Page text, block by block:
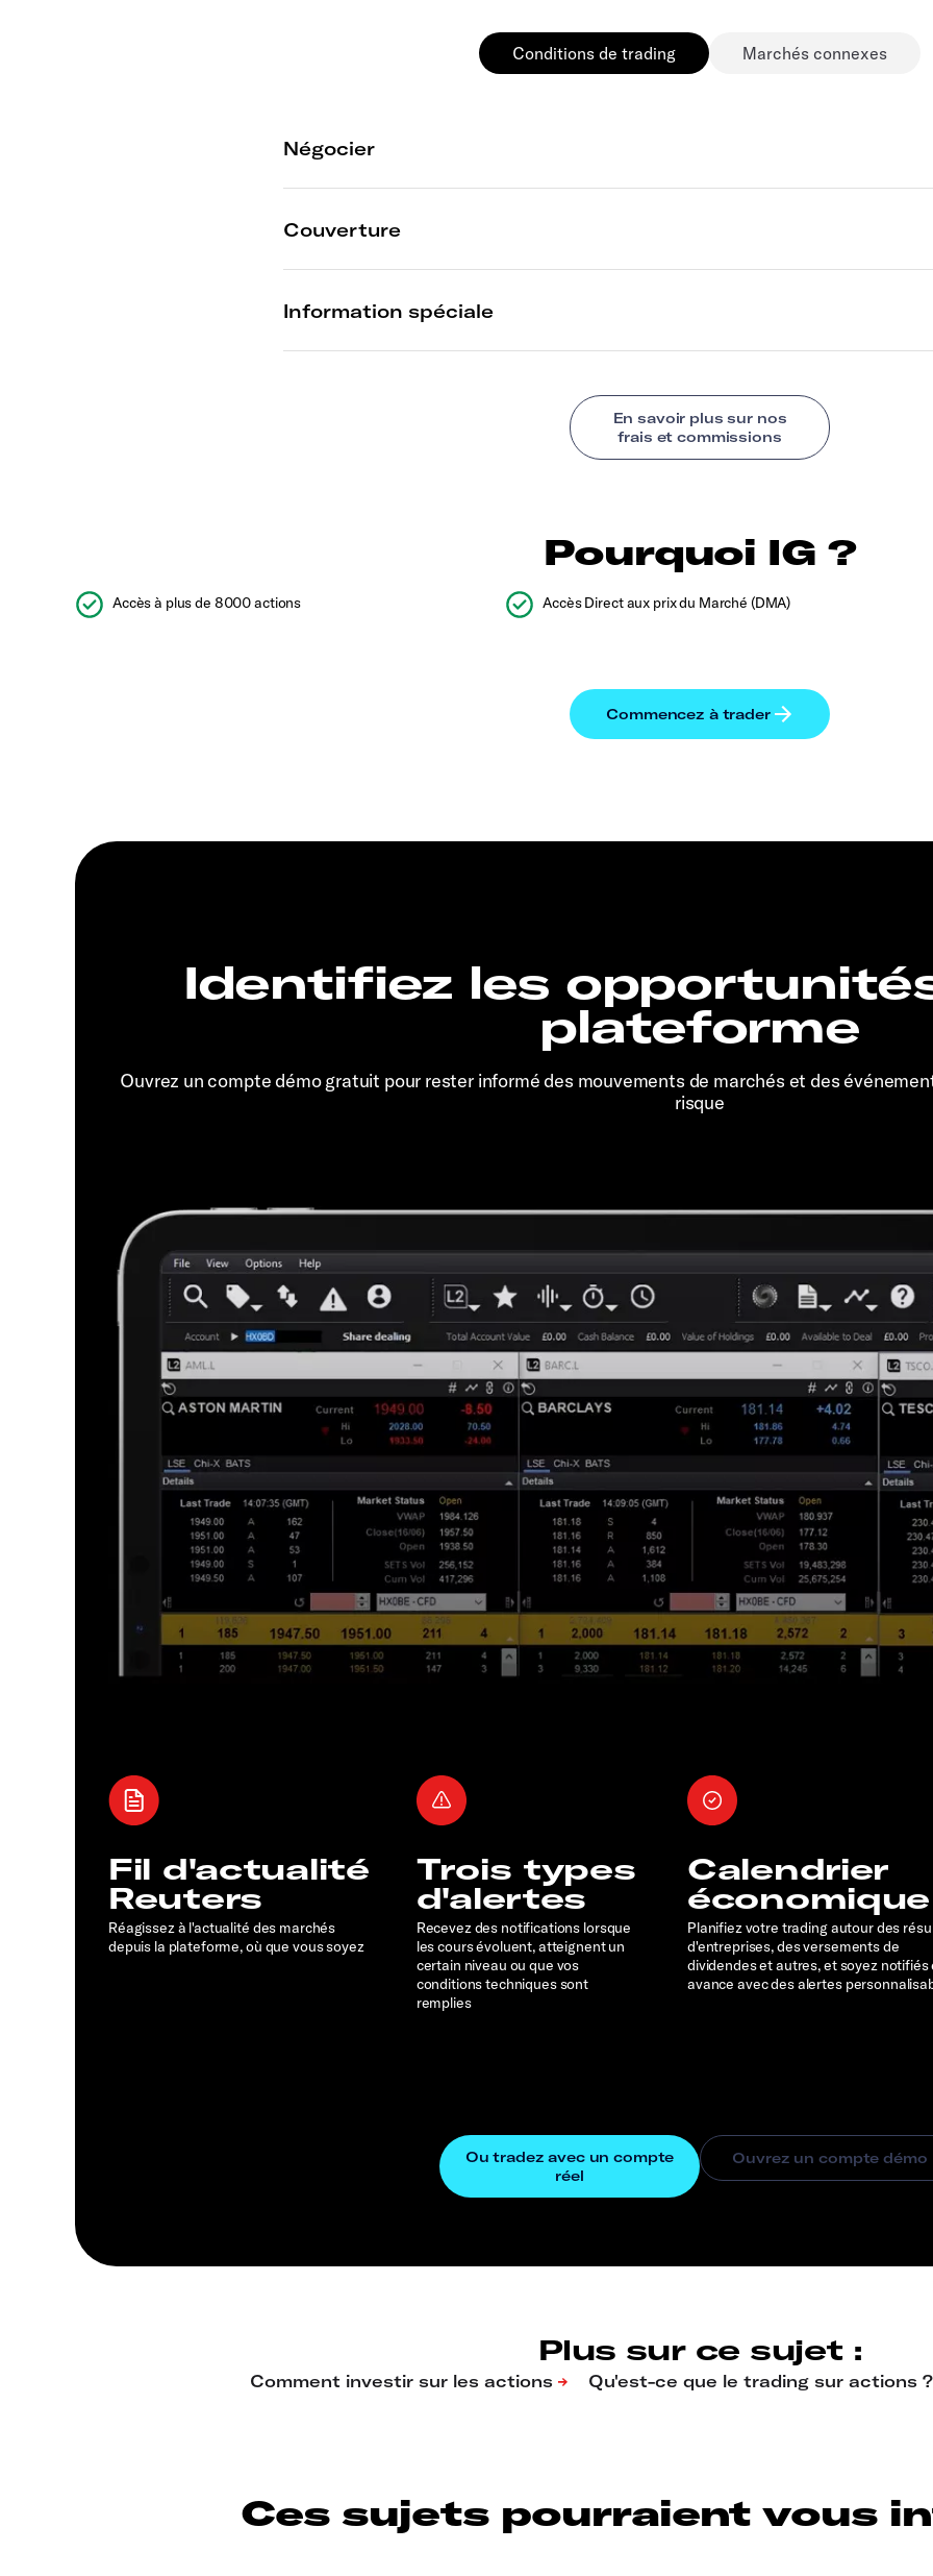
Conditions de trading Marchés connexes
Pourquoi IG ?
Accès à plus de 8000 actions Accès Direct aux prix du Marché (DMA)
Identifiez les
plateforme
Ouvrez un compte démo gratuit pour rester informé des mouvements de marchés et des
risque
Fil d'actualité
Reuters
Réagissez à l'actualité des marchés
depuis la plateforme, où que vous soyez
Trois types
d'alertes
Recevez des notifications lorsque
les cours évoluent, atteignent un
certain niveau ou que vos
conditions techniques sont
remplies
Calendrier
économique
Planifiez votre trading autour des
d'entreprises, des versements de
dividendes et autres, et soyez notifiés
avance avec des alertes
Plus sur ce sujet :
Ces sujets pourraient vous